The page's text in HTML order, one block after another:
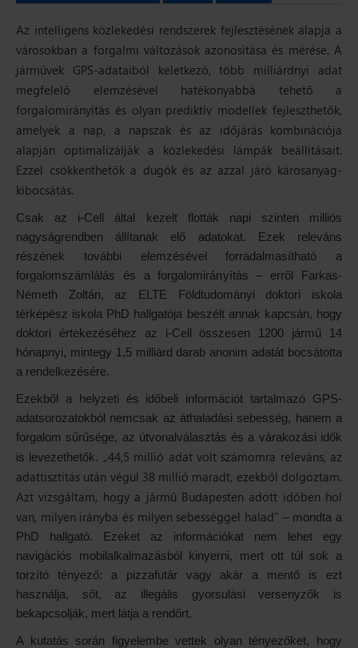
Az intelligens közlekedési rendszerek fejlesztésének alapja a
városokban a forgalmi változások azonosítása és mérése. A
járművek GPS-adataiból keletkező, több milliárdnyi adat
megfelelő elemzésével hatékonyabbá tehető a
forgalomirányítás és olyan prediktív modellek fejleszthetők,
amelyek a nap, a napszak és az időjárás kombinációja
alapján optimalizálják a közlekedési lámpák beállításait.
Ezzel csökkenthetők a dugók és az azzal járó károsanyag-
kibocsátás.
Csak az i-Cell által kezelt flották napi szinten milliós
nagyságrendben állítanak elő adatokat. Ezek releváns
részének további elemzésével forradalmasítható a
forgalomszámlálás és a forgalomirányítás – erről Farkas-
Németh Zoltán, az ELTE Földtudományi doktori iskola
térképész iskola PhD hallgatója beszélt annak kapcsán, hogy
doktori értekezéséhez az i-Cell összesen 1200 jármű 14
hónapnyi, mintegy 1,5 milliárd darab anonim adatát bocsátotta
a rendelkezésére.
Ezekből a helyzeti és időbeli információt tartalmazó GPS-
adatsorozatokból nemcsak az áthaladási sebesség, hanem a
forgalom sűrűsége, az útvonalválasztás és a várakozási idők
is levezethetők. „44,5 millió adat volt számomra releváns, az
adattisztítás után végül 38 millió maradt, ezekből dolgoztam.
Azt vizsgáltam, hogy a jármű Budapesten adott időben hol
van, milyen irányba és milyen sebességgel halad” – mondta a
PhD hallgató. Ezeket az információkat nem lehet egy
navigációs mobilalkalmazásból kinyerni, mert ott túl sok a
torzító tényező: a pizzafutár vagy akár a mentő is ezt
használja, sőt, az illegális gyorsulási versenyzők is
bekapcsolják, mert látja a rendőrt.
A kutatás során figyelembe vettek olyan tényezőket, hogy